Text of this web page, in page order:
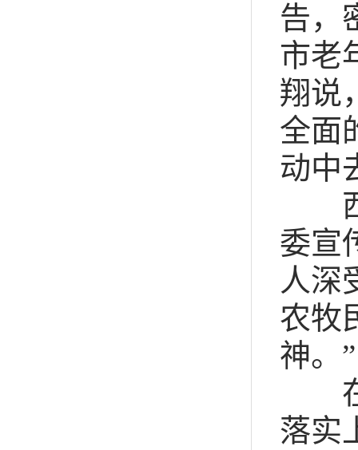
告，
市老
翔说
全面
动中
西
委宣
人深
农牧
神。”
在
落实